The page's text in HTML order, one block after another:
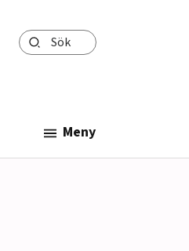
Sök
Meny